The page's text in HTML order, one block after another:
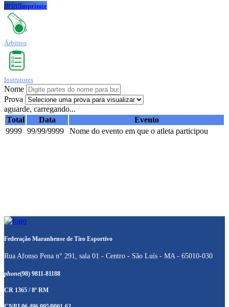
printImprimir
Árbitros
Instrutores
Nome
Prova
aguarde, carregando...
Total
Data
Evento
9999 99/99/9999 Nome do evento em que o atleta participou
Federação Maranhense de Tiro Esportivo
Rua Afonso Pena n° 291, sala 01 - Centro - São Luís - MA - 65010-030
phone(98) 9811-81188
CR 1365 / 8ª RM